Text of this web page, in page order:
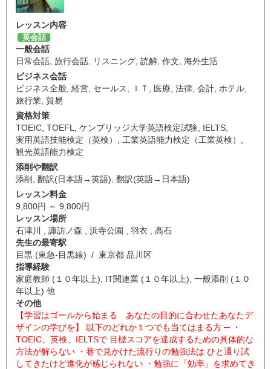
レッスン内容
英会話
一般会話
日常会話 旅行会話 リスニング 読解 作文 海外生活
ビジネス会話
ビジネス全般 経営 セールス ＩＴ 医療 法律 会計 ホテル
旅行業 貿易
資格対策
TOEIC TOEFL ケンブリッジ大学英語検定試験 IELTS
実用英語技能検定（英検）
工業英語能力検定（工業英検）
観光英語能力検定
添削や翻訳
添削 翻訳(日本語→英語) 翻訳(英語→日本語)
レッスン料金
9,800円 ～ 9,800円
レッスン場所
石津川 , 諏訪ノ森 , 浜寺公園 , 羽衣 , 高石
先生の最寄駅
目黒 (東急-目黒線) / 東京都 品川区
指導経験
家庭教師 (１０年以上), IT関連業 (１０年以上), 一般添削 (１０
年以上) 他
その他
【学習はゴールから始まる あなたの目的に合わせたあなたデ
ザインの学びを】 以下のどれか１つでも当てはまる方 ─ ・
TOEIC、英検、IELTSで 目標スコアを達成するための具体的な
方法が解らない ・巷で見かけた流行りの勉強法は ひと通り試
してきたけど進化が感じられない ・勉強に「効率」を求めてき